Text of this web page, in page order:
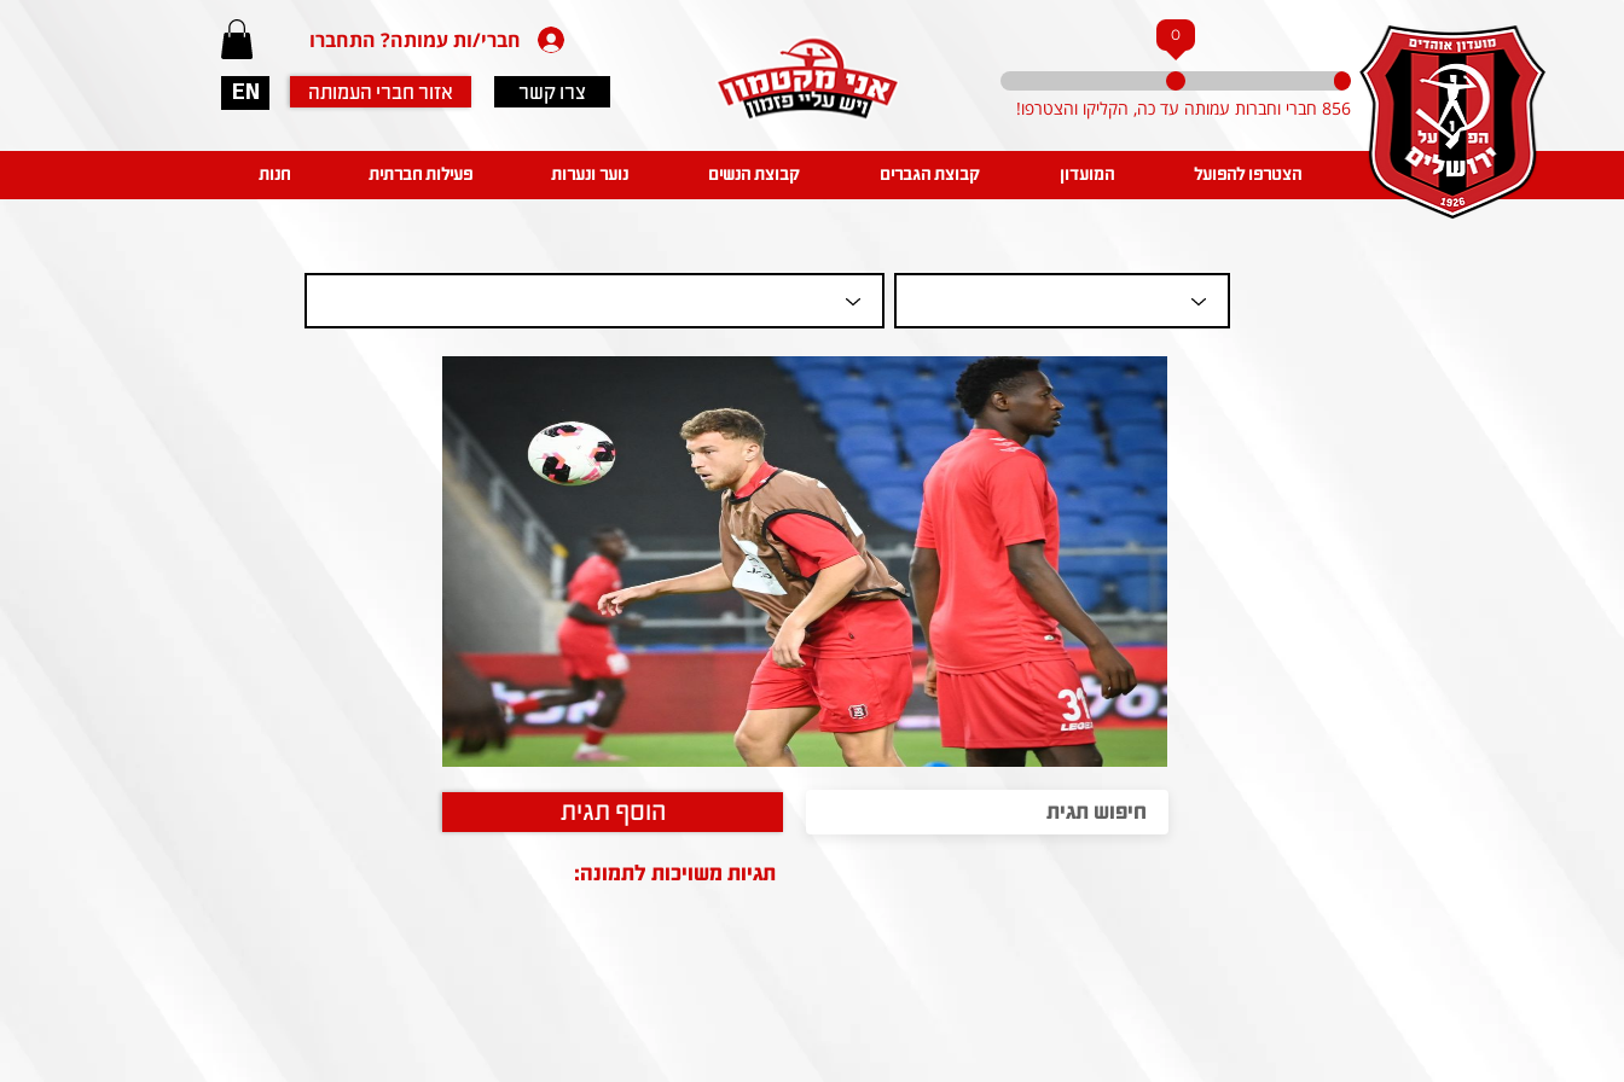
EN
חברי/ות עמותה? התחברו
אזור חברי העמותה צרו קשר
0
856 חברי וחברות עמותה עד כה, הקליקו והצטרפו!
הצטרפו להפועל המועדון קבוצת הגברים קבוצת הנשים נוער ונערות פעילות חברתית חנות
הוסף תגית
תגיות משויכות לתמונה: